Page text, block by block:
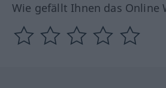
Wie gefällt Ihnen das Online